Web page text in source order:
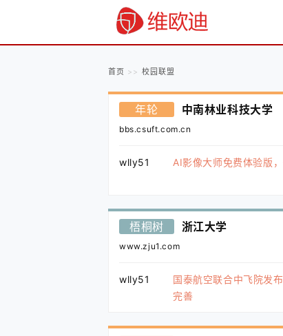
首页 校园联盟
年轮 中南林业科技大学
bbs.csuft.com.cn
wlly51 AI影像大师免费体验版
梧桐树 浙江大学
www.zju1.com
wlly51
国泰航空联合中飞院发
完善